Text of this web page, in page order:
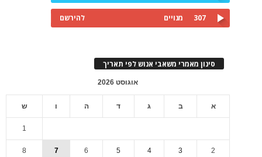
307 מנויים להירשם
סינון מאמרי משאבי אנוש לפי תאריך
אוגוסט 2026
א ב ג ד ה ו ש
1
2
3
4
5
6
7
8